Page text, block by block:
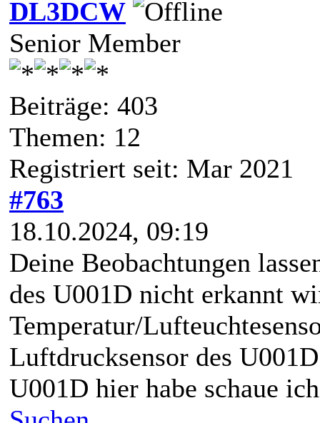
DL3DCW
Senior Member
Beiträge: 403
Themen: 12
Registriert seit: Mar 2021
#763
18.10.2024, 09:19
Deine Beobachtungen
des U001D nicht erkannt
Temperatur/
Luftdrucksensor des
U001D hier habe schaue